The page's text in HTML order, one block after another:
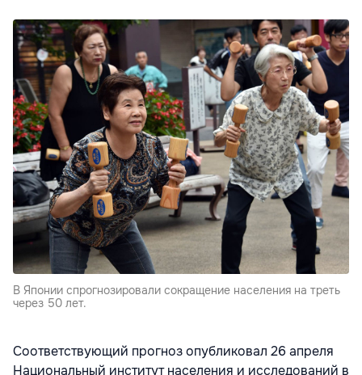
В Японии спрогнозировали сокращение населения на треть
через 50 лет.
Соответствующий прогноз опубликовал 26 апреля
Национальный институт населения и исследований в